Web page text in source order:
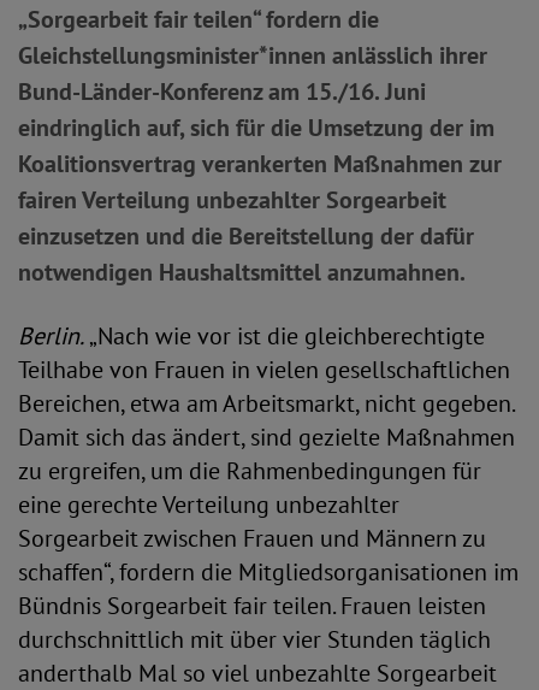
„Sorgearbeit fair teilen“ fordern die
Gleichstellungsminister*innen anlässlich ihrer
Bund-Länder-Konferenz am 15./16. Juni
eindringlich auf, sich für die Umsetzung der im
Koalitionsvertrag verankerten Maßnahmen zur
fairen Verteilung unbezahlter Sorgearbeit
einzusetzen und die Bereitstellung der dafür
notwendigen Haushaltsmittel anzumahnen.
Berlin.„Nach wie vor ist die gleichberechtigte
Teilhabe von Frauen in vielen gesellschaftlichen
Bereichen, etwa am Arbeitsmarkt, nicht gegeben.
Damit sich das ändert, sind gezielte Maßnahmen
zu ergreifen, um die Rahmenbedingungen für
eine gerechte Verteilung unbezahlter
Sorgearbeit zwischen Frauen und Männern zu
schaffen“, fordern die Mitgliedsorganisationen im
Bündnis Sorgearbeit fair teilen. Frauen leisten
durchschnittlich mit über vier Stunden täglich
anderthalb Mal so viel unbezahlte Sorgearbeit